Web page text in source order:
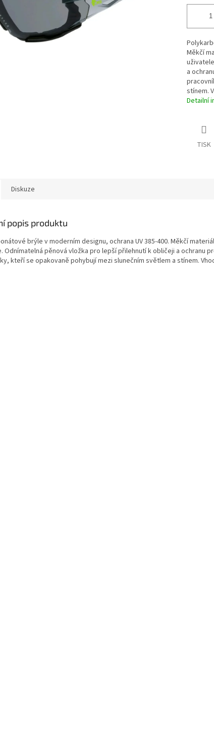
Měkčí
a
stínem.
Detailní
TISK
Diskuze
popis produktu
brýle v moderním designu, ochrana UV 385-400. Měkčí
Odnímatelná pěnová vložka pro lepší přilehnutí k obličeji a ochranu
kteří se opakovaně pohybují mezi slunečním světlem a stínem.